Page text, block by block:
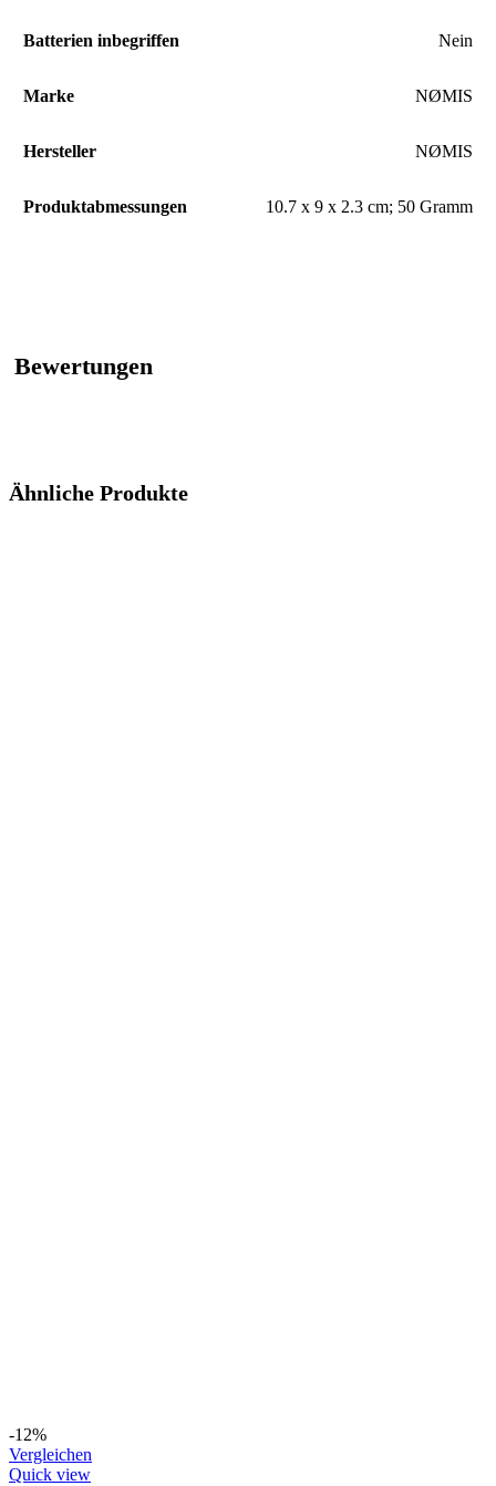
Batterien inbegriffen ‎Nein
Marke ‎NØMIS
Hersteller ‎NØMIS
Produktabmessungen ‎10.7 x 9 x 2.3 cm; 50 Gramm
Bewertungen
Ähnliche Produkte
-12%
Vergleichen
Quick view